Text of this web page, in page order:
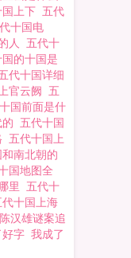
上下 五代
十国电
人 五代十
的十国是
代十国详细
官云阙 五
国前面是什
五代十国
五代十国上
南北朝的
国地图全
里 五代十
代十国上海
陈汉雄谜案追
字 我成了